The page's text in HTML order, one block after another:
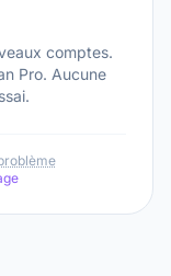
comptes.
Pro. Aucune